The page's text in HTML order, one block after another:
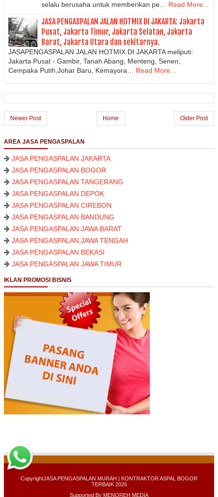
selalu berusaha untuk memberikan pe… Read More...
JASA PENGASPALAN JALAN HOTMIX DI JAKARTA: Jakarta
Pusat, Jakarta Timur, Jakarta Selatan, Jakarta
Barat, Jakarta Utara dan sekitarnya.
JASAPENGASPALAN JALAN HOTMIX DI JAKARTA meliputi:
Jakarta Pusat - Gambir, Tanah Abang, Menteng, Senen,
Cempaka Putih,Johar Baru, Kemayora…
Read More...
Newer Post Older Post
Home
AREA JASA PENGASPALAN
JASA PENGASPALAN JAKARTA
JASA PENGASPALAN BOGOR
JASA PENGASPALAN TANGERANG
JASA PENGASPALAN DEPOK
JASA PENGASPALAN CIREBON
JASA PENGASPALAN BANDUNG
JASA PENGASPALAN JAWA BARAT
JASA PENGASPALAN JAWA TENGAH
JASA PENGASPALAN BEKASI
JASA PENGASPALAN JAWA TIMUR
IKLAN PROMOSI BISNIS
CopyrightJASA PENGASPALAN MURAH | KONTRAKTOR ASPAL BOGOR
TERBAIK 2026
Supported By MENOREH MEDIA